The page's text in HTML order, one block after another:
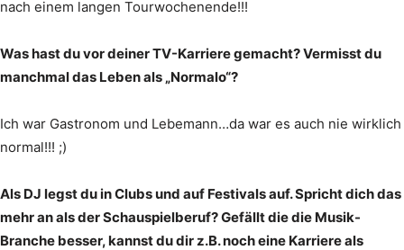
nach einem langen Tourwochenende!!!
Was hast du vor deiner TV-Karriere gemacht? Vermisst du
manchmal das Leben als „Normalo“?
Ich war Gastronom und Lebemann…da war es auch nie wirklich
normal!!! ;)
Als DJ legst du in Clubs und auf Festivals auf. Spricht dich das
mehr an als der Schauspielberuf? Gefällt die die Musik-
Branche besser, kannst du dir z.B. noch eine Karriere als